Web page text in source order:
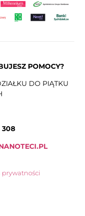
POMOCY?
DO PIĄTKU
308
prywatności